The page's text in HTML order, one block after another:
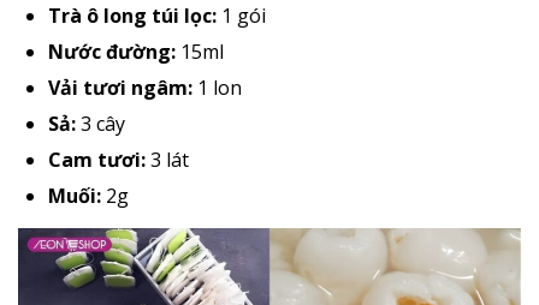
Trà ô long túi lọc: 1 gói
Nước đường: 15ml
Vải tươi ngâm: 1 lon
Sả:3 cây
Cam tươi:3 lát
Muối: 2g